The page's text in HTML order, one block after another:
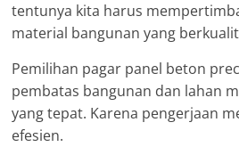
tentunya kita harus
material bangunan yang
Pemilihan pagar panel beton
pembatas bangunan dan lahan
yang tepat. Karena pengerjaan
efesien.